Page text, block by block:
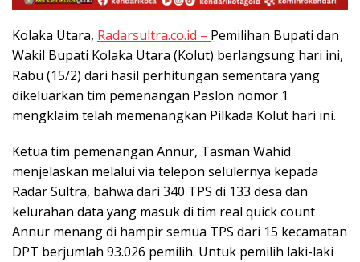
Kolaka Utara, Radarsultra.co.id – Pemilihan Bupati dan
Wakil Bupati Kolaka Utara (Kolut) berlangsung hari ini,
Rabu (15/2) dari hasil perhitungan sementara yang
dikeluarkan tim pemenangan Paslon nomor 1
mengklaim telah memenangkan Pilkada Kolut hari ini.
Ketua tim pemenangan Annur, Tasman Wahid
menjelaskan melalui via telepon selulernya kepada
Radar Sultra, bahwa dari 340 TPS di 133 desa dan
kelurahan data yang masuk di tim real quick count
Annur menang di hampir semua TPS dari 15 kecamatan
DPT berjumlah 93.026 pemilih. Untuk pemilih laki-laki